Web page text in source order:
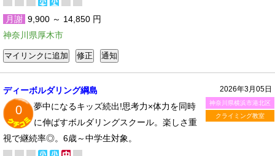
月謝 9,900 ～ 14,850 円
神奈川県厚木市
2026年3月05日
神奈川県横浜市港北区
クライミング教室
ディーボルダリング綱島
0
夢中になるキッズ続出!思考力×体力を同時
に伸ばすボルダリングスクール。楽しさ重
視で継続率◎。6歳～中学生対象。